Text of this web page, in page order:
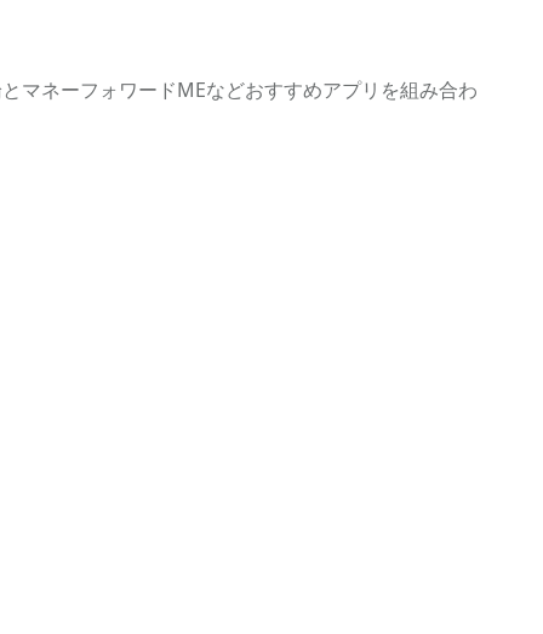
マネーフォワードMEなどおすすめアプリを組み合わ